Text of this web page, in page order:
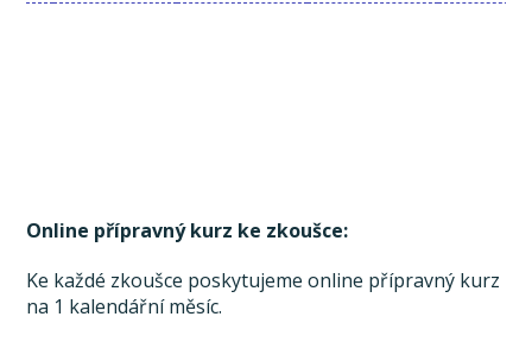
Online přípravný kurz ke zkoušce:
Ke každé zkoušce poskytujeme online přípravný kurz
na 1 kalendářní měsíc.